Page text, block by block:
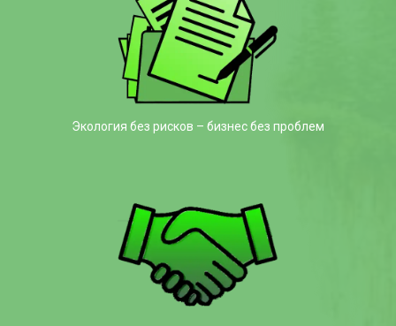
Экология без рисков – бизнес без проблем